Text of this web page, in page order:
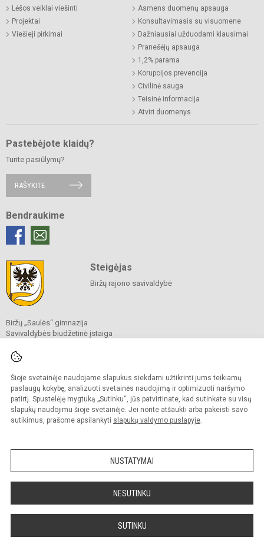
Šioje svetainėje naudojame slapukus siekdami užtikrinti jums teikiamų
paslaugų kokybę, analizuoti svetainės naudojimą ir optimizuoti naršymo
patirtį. Spustelėję mygtuką „Sutinku“, jūs patvirtinate, kad sutinkate su visų
slapukų naudojimu šioje svetainėje. Jei norite atšaukti arba pakeisti savo
sutikimus, prašome apsilankyti slapukų valdymo puslapyje.
NUSTATYMAI
NESUTINKU
SUTINKU
Lėšos veiklai viešinti
Projektai
Viešieji pirkimai
Asmens duomenų apsauga
Konsultavimasis su visuomene
Dažniausiai užduodami klausimai
Pranešėjų apsauga
1,2% parama
Korupcijos prevencija
Civilinė sauga
Teisinė informacija
Atviri duomenys
Pastebėjote klaidų?
Turite pasiūlymų?
RAŠYKITE
Bendraukime
Steigėjas
Biržų rajono savivaldybė
Biržų „Saulės“ gimnazija
Savivaldybės biudžetinė įstaiga
Tel.(+370 450) 37 986
El. p.
Duomenys kaupiami ir saugomi
Juridinių asmenų registre
Įmonės kodas 190546110
Kopijuoti turinį be raštiško gimnazijos sutikimo griežtai draudžiama.
Prieinamumo paraiška Slapukų valdymas
Sumanus būdas atnaujinti
svetainę